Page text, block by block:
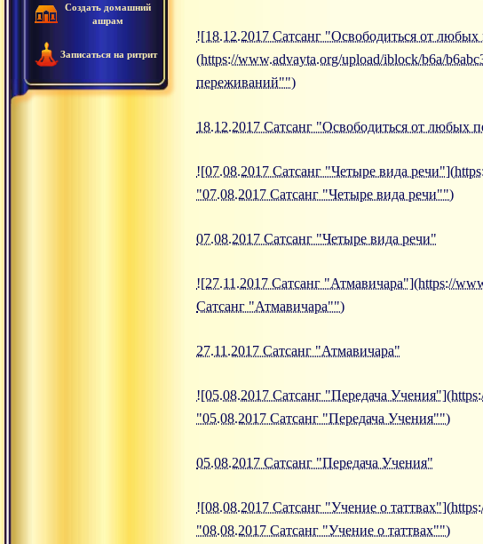
Создать домашний
ашрам
Записаться на ритрит
![18.12.2017 Сатсанг "Освободиться от
(https://www.advayta.org/upload/iblock/b6a/
переживаний"")
18.12.2017 Сатсанг "Освободиться от любых
![07.08.2017 Сатсанг "Четыре вида
"07.08.2017 Сатсанг "Четыре вида речи"")
07.08.2017 Сатсанг "Четыре вида речи"
![27.11.2017 Сатсанг "Атмавичара"](https://
Сатсанг "Атмавичара"")
27.11.2017 Сатсанг "Атмавичара"
![05.08.2017 Сатсанг "Передача
"05.08.2017 Сатсанг "Передача Учения"")
05.08.2017 Сатсанг "Передача Учения"
![08.08.2017 Сатсанг "Учение о
"08.08.2017 Сатсанг "Учение о таттвах"")